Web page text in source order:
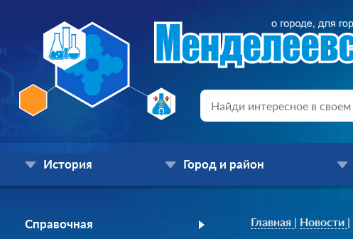
История Город и район
Справочная Главная | Новости |